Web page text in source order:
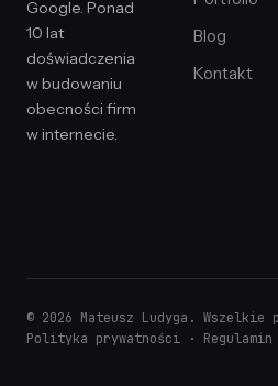
Google. Ponad
10 lat
doświadczenia
w budowaniu
obecności firm
w internecie.
Blog
Kontakt
© 2026 Mateusz Ludyga. Wszelkie
Polityka prywatności · Regulamin